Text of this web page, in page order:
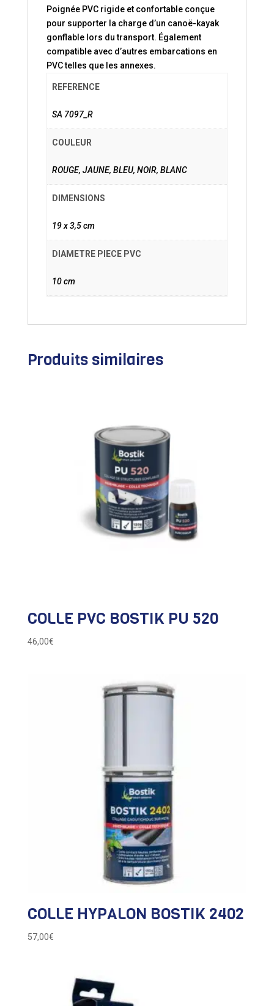
Poignée PVC rigide et confortable conçue
pour supporter la charge d’un canoë-kayak
gonflable lors du transport. Également
compatible avec d’autres embarcations en
PVC telles que les annexes.
REFERENCE
SA 7097_R
COULEUR
ROUGE, JAUNE, BLEU, NOIR, BLANC
DIMENSIONS
19 x 3,5 cm
DIAMETRE PIECE PVC
10 cm
Produits similaires
COLLE PVC BOSTIK PU 520
46,00€
COLLE HYPALON BOSTIK 2402
57,00€